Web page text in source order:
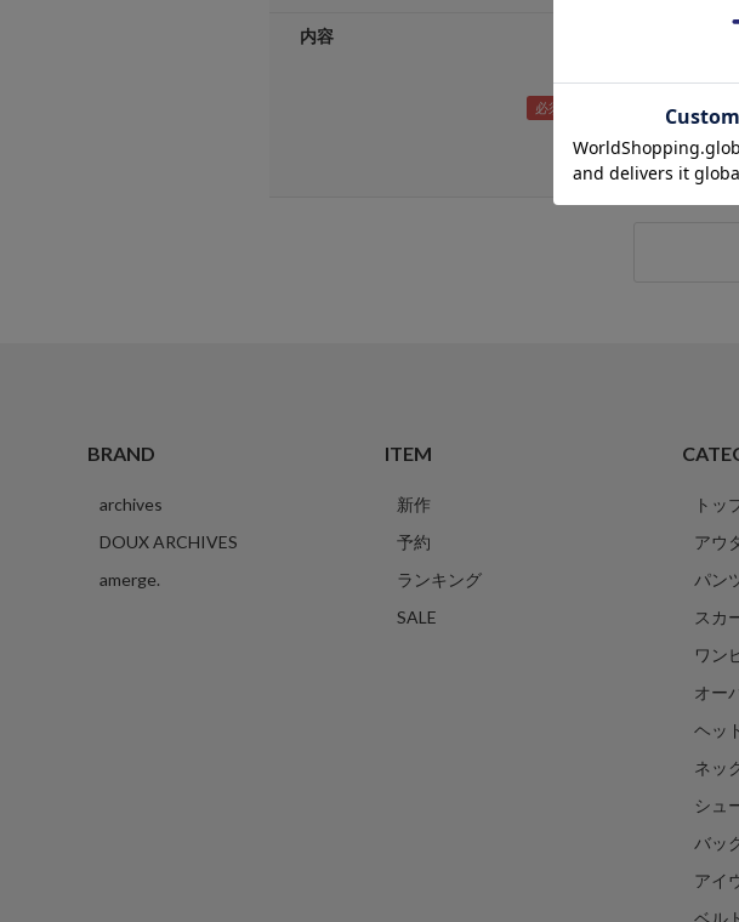
内容
BRAND
archives
DOUX ARCHIVES
amerge.
ITEM
新作
予約
ランキング
SALE
トッ
アウ
パン
スカ
ワン
オー
ヘッ
ネッ
シュ
バッ
アイ
ベル